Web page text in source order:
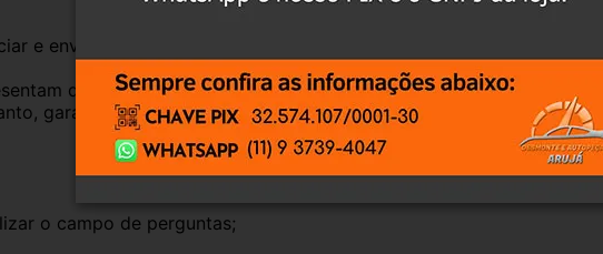
e enviar, elas funcionam perfeitamente.
desgaste natural pelo tempo. Peças perfeitas são
garantimos que nossas peças estão em BOM
o campo de perguntas;